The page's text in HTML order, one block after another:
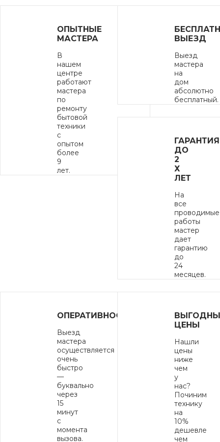
ОПЫТНЫЕ
МАСТЕРА
В
нашем
центре
работают
мастера
по
ремонту
бытовой
техники
с
опытом
более
9
лет.
ВЫЕЗД
Выезд
мастера
на
дом
абсолютно
бесплатный.
ГАРАНТИЯ
ДО
2
Х
ЛЕТ
На
все
проводимые
работы
мастер
дает
гарантию
до
24
месяцев.
ОПЕРАТИВНОСТЬ
Выезд
мастера
осуществляется
очень
быстро
—
буквально
через
15
минут
с
момента
вызова.
ЦЕНЫ
Нашли
цены
ниже
чем
у
нас?
Починим
технику
на
10%
дешевле
чем